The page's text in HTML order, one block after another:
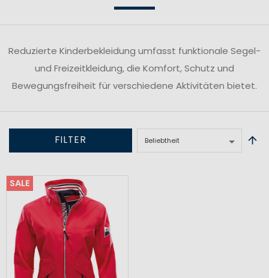
Reduzierte Kinderbekleidung umfasst funktionale Segel-
und Freizeitkleidung, die Komfort, Schutz und
Bewegungsfreiheit für verschiedene Aktivitäten bietet.
FILTER
SALE